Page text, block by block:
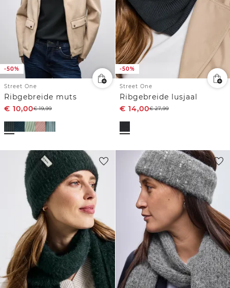
-50%
Street One
Ribgebreide muts
€ 10,00€19,99
-50%
Street One
Ribgebreide lusjaal
€ 14,00€27,99